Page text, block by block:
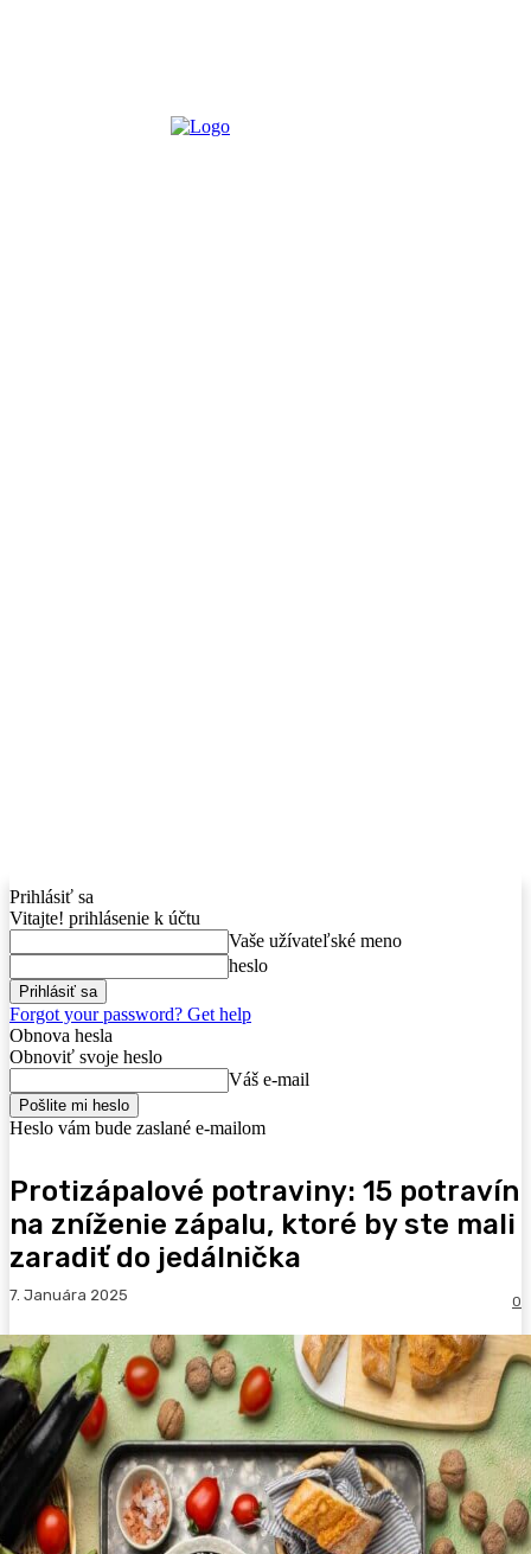
Prihlásiť sa
Vitajte! prihlásenie k účtu
Vaše užívateľské meno
heslo
Forgot your password? Get help
Obnova hesla
Obnoviť svoje heslo
Váš e-mail
Heslo vám bude zaslané e-mailom
Protizápalové potraviny: 15 potravín
na zníženie zápalu, ktoré by ste mali
zaradiť do jedálnička
7. Januára 2025 0